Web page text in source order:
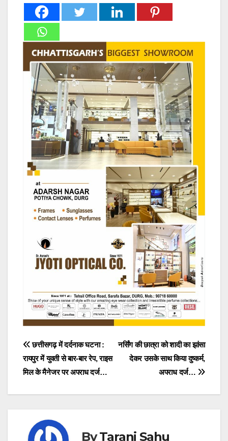
Post
navigation
नर्सिंग की छात्रा को शादी का झांसा
देकर उसके साथ किया दुष्कर्म,
अपराध दर्ज…
छत्तीसगढ़ में दर्दनाक घटना :
रायपुर में युवती से बार-बार रेप, राइस
मिल के मैनेजर पर अपराध दर्ज…
ByTarani Sahu